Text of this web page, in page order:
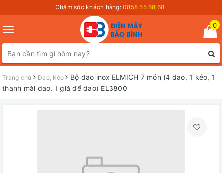
Chăm sóc khách hàng: 0858 55 68 68
Toggle
navigation
0
Trang chủ Dao, Kéo
Bộ dao inox ELMICH 7 món (4 dao, 1 kéo, 1
thanh mài dao, 1 giá để dao) EL3800